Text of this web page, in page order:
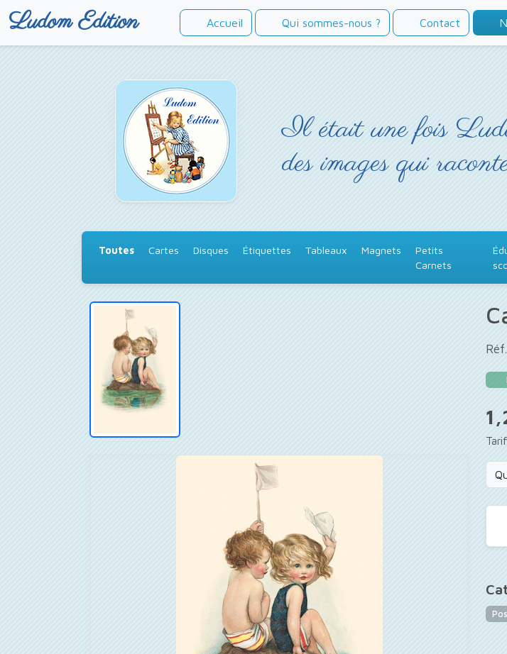
Ludom Edition Accueil Qui sommes-nous ? Contact
Il était une fois
des images qui
Toutes Cartes Disques Étiquettes Tableaux Magnets
Petits
Carnets